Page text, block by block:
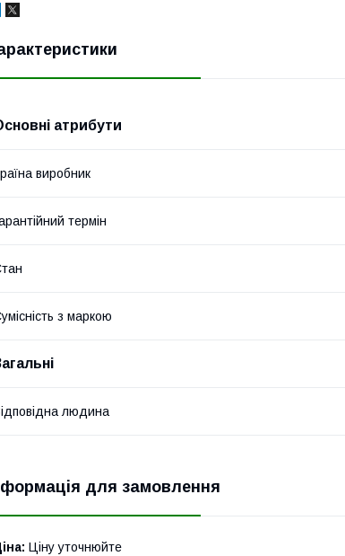
атрибути
виробник
термін
з маркою
людина
для замовлення
Ціну уточнюйте